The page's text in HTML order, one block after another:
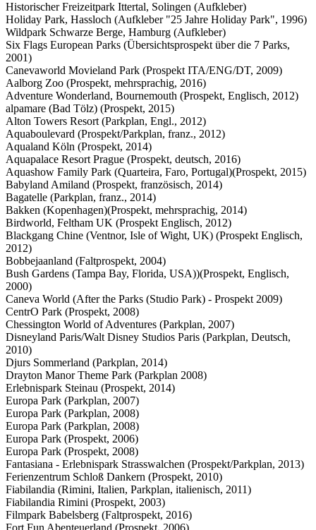
Historischer Freizeitpark Ittertal, Solingen (Aufkleber)
Holiday Park, Hassloch (Aufkleber "25 Jahre Holiday Park", 1996)
Wildpark Schwarze Berge, Hamburg (Aufkleber)
Six Flags European Parks (Übersichtsprospekt über die 7 Parks,
2001)
Canevaworld Movieland Park (Prospekt ITA/ENG/DT, 2009)
Aalborg Zoo (Prospekt, mehrsprachig, 2016)
Adventure Wonderland, Bournemouth (Prospekt, Englisch, 2012)
alpamare (Bad Tölz) (Prospekt, 2015)
Alton Towers Resort (Parkplan, Engl., 2012)
Aquaboulevard (Prospekt/Parkplan, franz., 2012)
Aqualand Köln (Prospekt, 2014)
Aquapalace Resort Prague (Prospekt, deutsch, 2016)
Aquashow Family Park (Quarteira, Faro, Portugal)(Prospekt, 2015)
Babyland Amiland (Prospekt, französisch, 2014)
Bagatelle (Parkplan, franz., 2014)
Bakken (Kopenhagen)(Prospekt, mehrsprachig, 2014)
Birdworld, Feltham UK (Prospekt Englisch, 2012)
Blackgang Chine (Ventnor, Isle of Wight, UK) (Prospekt Englisch,
2012)
Bobbejaanland (Faltprospekt, 2004)
Bush Gardens (Tampa Bay, Florida, USA))(Prospekt, Englisch,
2000)
Caneva World (After the Parks (Studio Park) - Prospekt 2009)
CentrO Park (Prospekt, 2008)
Chessington World of Adventures (Parkplan, 2007)
Disneyland Paris/Walt Disney Studios Paris (Parkplan, Deutsch,
2010)
Djurs Sommerland (Parkplan, 2014)
Drayton Manor Theme Park (Parkplan 2008)
Erlebnispark Steinau (Prospekt, 2014)
Europa Park (Parkplan, 2007)
Europa Park (Parkplan, 2008)
Europa Park (Parkplan, 2008)
Europa Park (Prospekt, 2006)
Europa Park (Prospekt, 2008)
Fantasiana - Erlebnispark Strasswalchen (Prospekt/Parkplan, 2013)
Ferienzentrum Schloß Dankern (Prospekt, 2010)
Fiabilandia (Rimini, Italien, Parkplan, italienisch, 2011)
Fiabilandia Rimini (Prospekt, 2003)
Filmpark Babelsberg (Faltprospekt, 2016)